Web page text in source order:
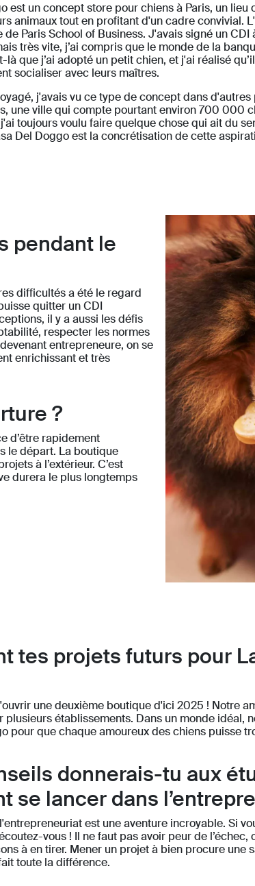
est un concept store pour chiens à Paris, un lieu
animaux tout en profitant d'un cadre convivial.
Paris School of Business. J'avais signé un CDI
très vite, j’ai compris que le monde de la
là que j’ai adopté un petit chien, et j'ai réalisé
socialiser avec leurs maîtres.
j'avais vu ce type de concept dans
une ville qui compte pourtant environ 700 000
toujours voulu faire quelque chose qui ait du
Del Doggo est la concrétisation de cette
pendant le
difficultés a été le regard
quitter un CDI
il y a aussi les défis
respecter les normes
entrepreneure, on se
enrichissant et très
?
d’être rapidement
le départ. La boutique
à l’extérieur. C’est
durera le plus longtemps
tes projets futurs pour
une deuxième boutique d'ici 2025 ! Notre
plusieurs établissements. Dans un monde idéal,
pour que chaque amoureux des chiens puisse
donnerais-tu aux
se lancer dans
est une aventure incroyable. Si
vous ! Il ne faut pas avoir peur de l’échec,
à en tirer. Mener un projet à bien procure une
toute la différence.